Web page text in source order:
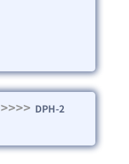
>>>> DPH-2